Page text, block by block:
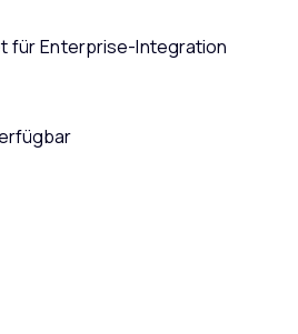
für Enterprise-Integration